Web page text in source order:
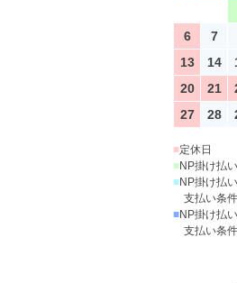
6
7
13
14
20
21
27
28
■定休日
■NP掛け払
■NP掛け払
支払い条
■NP掛け払
支払い条